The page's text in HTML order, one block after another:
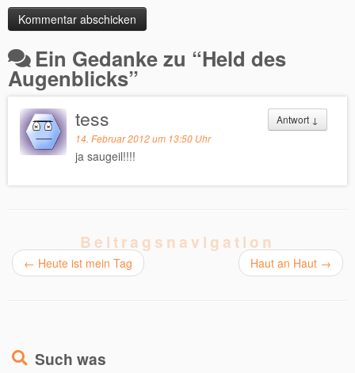
Ein Gedanke zu “Held des
Augenblicks”
Antwort ↓
tess
14. Februar 2012 um 13:50 Uhr
ja saugeil!!!!
Beitragsnavigation
← Heute ist mein Tag Haut an Haut →
Such was